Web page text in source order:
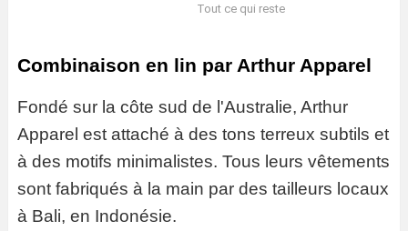
Tout ce qui reste
Combinaison en lin par Arthur Apparel
Fondé sur la côte sud de l'Australie, Arthur
Apparel est attaché à des tons terreux subtils et
à des motifs minimalistes. Tous leurs vêtements
sont fabriqués à la main par des tailleurs locaux
à Bali, en Indonésie.